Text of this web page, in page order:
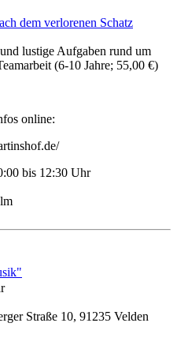
dem verlorenen Schatz
lustige Aufgaben rund um
(6-10 Jahre; 55,00 €)
online:
bis 12:30 Uhr
Straße 10, 91235 Velden